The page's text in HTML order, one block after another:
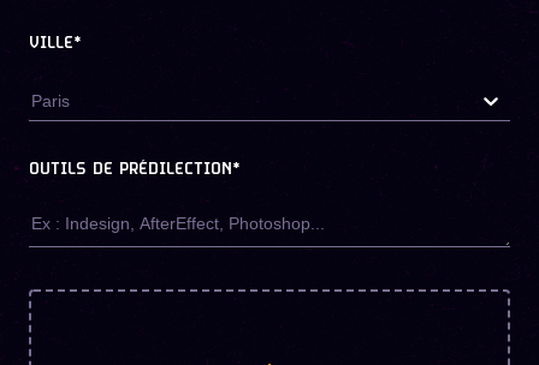
VILLE*
Paris
OUTILS DE PRÉDILECTION*